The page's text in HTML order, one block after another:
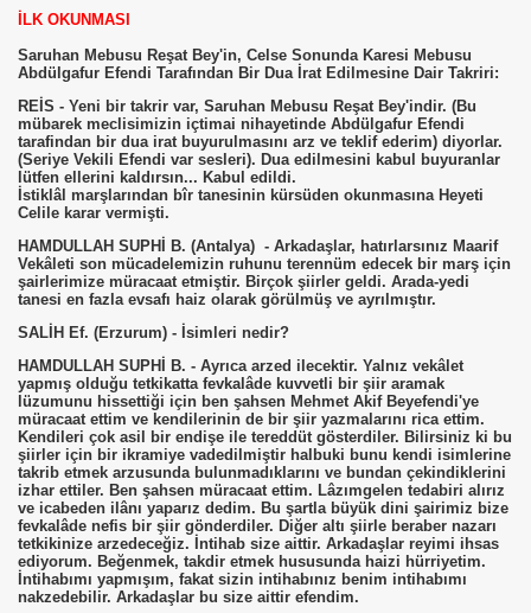
İLK OKUNMASI
Saruhan Mebusu Reşat Bey'in, Celse Sonunda Karesi Mebusu
Abdülgafur Efendi Tarafından Bir Dua İrat Edilmesine Dair Takriri:
REİS - Yeni bir takrir var, Saruhan Mebusu Reşat Bey'indir. (Bu
mübarek meclisimizin içtimai nihayetinde Abdülgafur Efendi
tarafindan bir dua irat buyurulmasını arz ve teklif ederim) diyorlar.
(Seriye Vekili Efendi var sesleri). Dua edilmesini kabul buyuranlar
lütfen ellerini kaldırsın... Kabul edildi.
İstiklâl marşlarından bîr tanesinin kürsüden okunmasına Heyeti
Celile karar vermişti.
HAMDULLAH SUPHİ B. (Antalya) - Arkadaşlar, hatırlarsınız Maarif
Vekâleti son mücadelemizin ruhunu terennüm edecek bir marş için
şairlerimize müracaat etmiştir. Birçok şiirler geldi. Arada-yedi
tanesi en fazla evsafı haiz olarak görülmüş ve ayrılmıştır.
SALİH Ef. (Erzurum) - İsimleri nedir?
HAMDULLAH SUPHİ B. - Ayrıca arzed ilecektir. Yalnız vekâlet
yapmış olduğu tetkikatta fevkalâde kuvvetli bir şiir aramak
lüzumunu hissettiği için ben şahsen Mehmet Akif Beyefendi'ye
müracaat ettim ve kendilerinin de bir şiir yazmalarını rica ettim.
Kendileri çok asil bir endişe ile tereddüt gösterdiler. Bilirsiniz ki bu
şiirler için bir ikramiye vadedilmiştir halbuki bunu kendi isimlerine
takrib etmek arzusunda bulunmadıklarını ve bundan çekindiklerini
izhar ettiler. Ben şahsen müracaat ettim. Lâzımgelen tedabiri alırız
ve icabeden ilânı yaparız dedim. Bu şartla büyük dini şairimiz bize
fevkalâde nefis bir şiir gönderdiler. Diğer altı şiirle beraber nazarı
tetkikinize arzedeceğiz. İntihab size aittir. Arkadaşlar reyimi ihsas
ediyorum. Beğenmek, takdir etmek hususunda haizi hürriyetim.
İntihabımı yapmışım, fakat sizin intihabınız benim intihabımı
nakzedebilir. Arkadaşlar bu size aittir efendim.